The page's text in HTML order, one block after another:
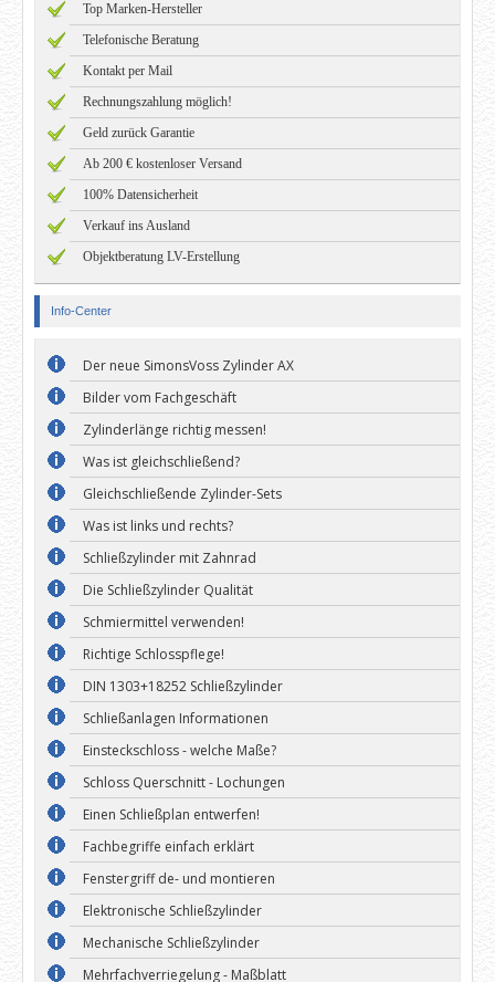
Top Marken-Hersteller
Telefonische Beratung
Kontakt per Mail
Rechnungszahlung möglich!
Geld zurück Garantie
Ab 200 € kostenloser Versand
100% Datensicherheit
Verkauf ins Ausland
Objektberatung LV-Erstellung
Info-Center
Der neue SimonsVoss Zylinder AX
Bilder vom Fachgeschäft
Zylinderlänge richtig messen!
Was ist gleichschließend?
Gleichschließende Zylinder-Sets
Was ist links und rechts?
Schließzylinder mit Zahnrad
Die Schließzylinder Qualität
Schmiermittel verwenden!
Richtige Schlosspflege!
DIN 1303+18252 Schließzylinder
Schließanlagen Informationen
Einsteckschloss - welche Maße?
Schloss Querschnitt - Lochungen
Einen Schließplan entwerfen!
Fachbegriffe einfach erklärt
Fenstergriff de- und montieren
Elektronische Schließzylinder
Mechanische Schließzylinder
Mehrfachverriegelung - Maßblatt